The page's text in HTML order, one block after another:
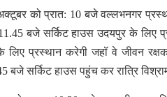
को प्रात: 10 बजे वल्लभनगर
बजे सर्किट हाउस उदयपुर के लिए
लिए प्रस्थान करेगी जहॉ वे जीवन
बजे सर्किट हाउस पहुंच कर रात्रि